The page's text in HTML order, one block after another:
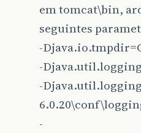
em tomcat\bin,
seguintes
-
-
-
-